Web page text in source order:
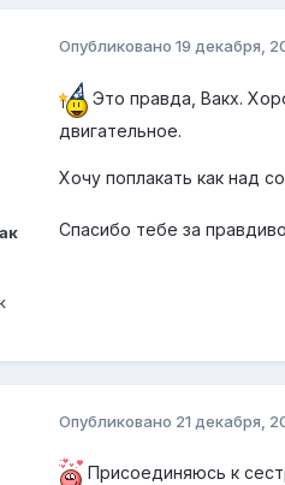
Опубликовано 19 декабря,
Это правда, Вакх.
двигательное.
Хочу поплакать как над
Спасибо тебе за
Опубликовано 21 декабря,
Присоединяюсь к